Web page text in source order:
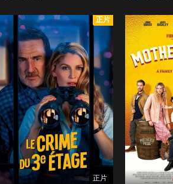
正片
正片